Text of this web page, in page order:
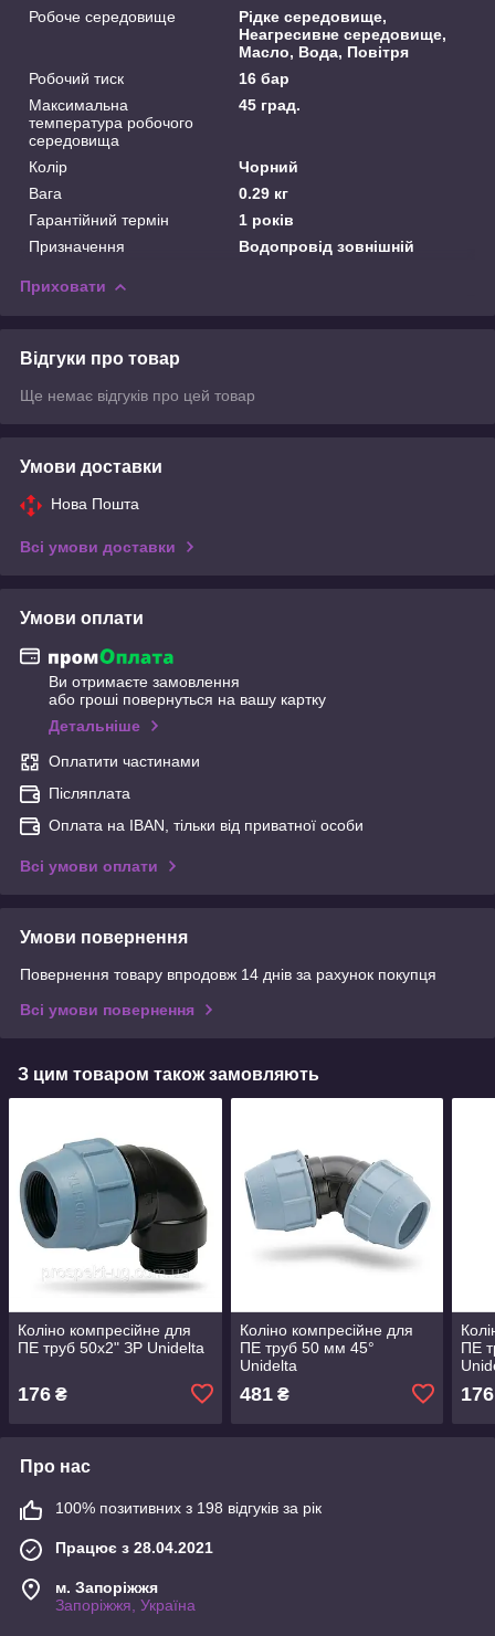
Робоче середовище
Рідке середовище,
Неагресивне середовище,
Масло, Вода, Повітря
Робочий тиск
16 бар
Максимальна
температура робочого
середовища
45 град.
Колір
Чорний
Вага
0.29 кг
Гарантійний термін
1 років
Призначення
Водопровід зовнішній
Приховати
Відгуки про товар
Ще немає відгуків про цей товар
Умови доставки
Нова Пошта
Всі умови доставки
Умови оплати
Ви отримаєте замовлення
або гроші повернуться на вашу картку
Детальніше
Оплатити частинами
Післяплата
Оплата на IBAN, тільки від приватної особи
Всі умови оплати
Умови повернення
Повернення товару впродовж 14 днів за рахунок покупця
Всі умови повернення
З цим товаром також замовляють
Коліно компресійне для
ПЕ труб 50х2" ЗР Unidelta
176 ₴
Коліно компресійне для
ПЕ труб 50 мм 45°
Unidelta
481₴
ПЕ
176
Про нас
100% позитивних з 198 відгуків за рік
Працює з 28.04.2021
м. Запоріжжя
Запоріжжя, Україна